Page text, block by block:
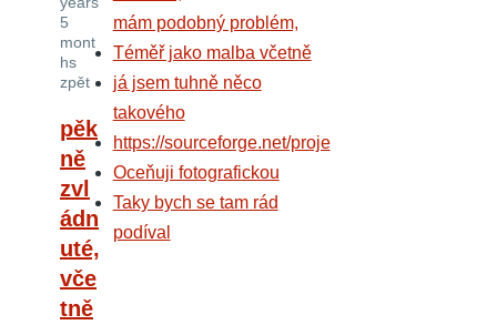
5
mont
hs
zpět
pěk
ně
zvl
ádn
uté,
vče
tně
mám podobný problém,
Téměř jako malba včetně
já jsem tuhně něco
takového
https://sourceforge.net/proje
Oceňuji fotografickou
Taky bych se tam rád
podíval